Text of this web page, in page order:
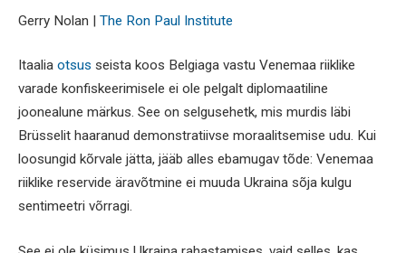
Gerry Nolan | The Ron Paul Institute
Itaalia otsus seista koos Belgiaga vastu Venemaa riiklike
varade konfiskeerimisele ei ole pelgalt diplomaatiline
joonealune märkus. See on selgusehetk, mis murdis läbi
Brüsselit haaranud demonstratiivse moraalitsemise udu. Kui
loosungid kõrvale jätta, jääb alles ebamugav tõde: Venemaa
riiklike reservide äravõtmine ei muuda Ukraina sõja kulgu
sentimeetri võrragi.